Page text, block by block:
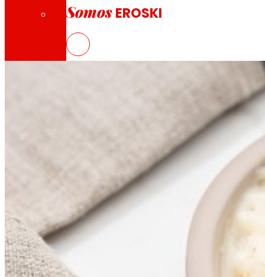
Somos EROSKI
Todo nuestro ADN: un viaje por la misión, la
Cooperativa
Somos por y para las personas. Descubre
DELIFUNGUS, postres veganos